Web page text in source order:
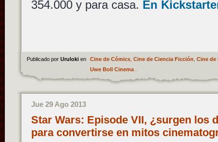
354.000 y para casa. En
Publicado por Uruloki en Cine de Cómics, Cine de Ciencia Ficción Cine de
Uwe Boll Cinema.
Jue 29 Ago 2013
Star Wars: Episode VII, ¿surgen los
para convertirse en mitos